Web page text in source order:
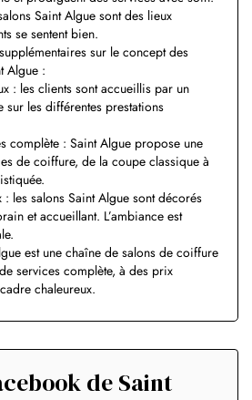
Saint Algue sont des lieux
se sentent bien.
sur le concept des
Algue :
: les clients sont accueillis par un
les différentes prestations
complète : Saint Algue propose une
de coiffure, de la coupe classique à
les salons Saint Algue sont décorés
et accueillant. L’ambiance est
est une chaîne de salons de coiffure
services complète, à des prix
chaleureux.
de Saint